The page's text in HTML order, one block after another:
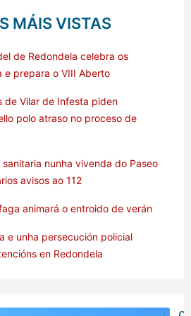
MÁIS VISTAS
de Redondela celebra os
e prepara o VIII Aberto
de Vilar de Infesta piden
polo atraso no proceso de
nunha vivenda do Paseo
avisos ao 112
animará o entroido de verán
e unha persecución policial
en Redondela